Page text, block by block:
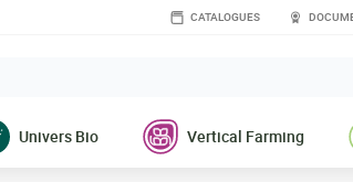
CATALOGUES
Univers Bio Vertical Farming